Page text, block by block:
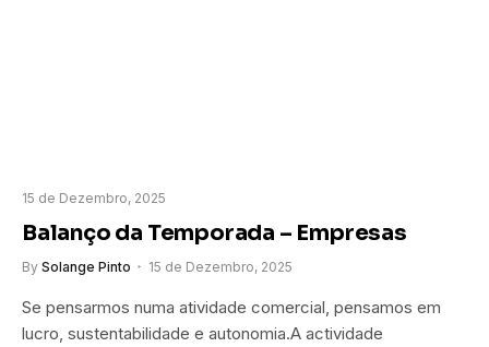
15 de Dezembro, 2025
Balanço da Temporada – Empresas
By Solange Pinto 15 de Dezembro, 2025
Se pensarmos numa atividade comercial, pensamos em
lucro, sustentabilidade e autonomia.A actividade